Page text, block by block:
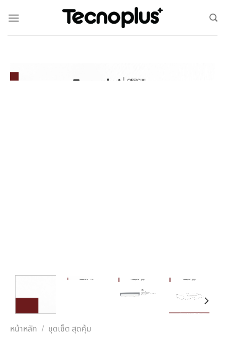
หน้าหลัก / ชุดเซ็ต สุดคุ้ม